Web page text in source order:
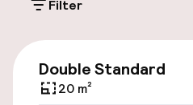
(buiten)
€ 5,00 per dag
Filter
Double Standard
20 m²